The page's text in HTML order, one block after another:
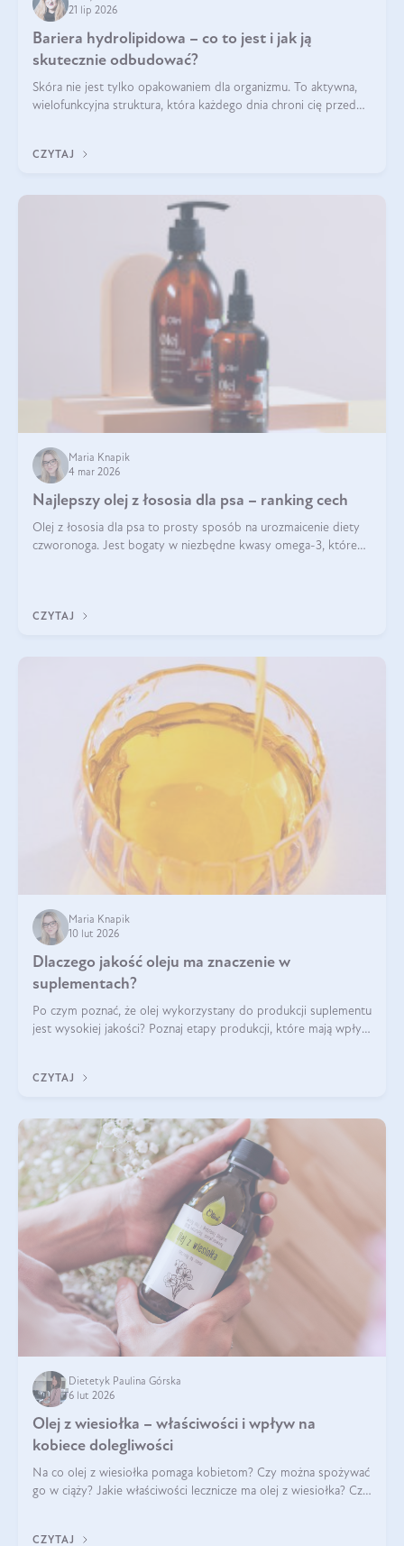
21 lip 2026
Bariera hydrolipidowa – co to jest i jak ją
skutecznie odbudować?
Skóra nie jest tylko opakowaniem dla organizmu. To aktywna,
wielofunkcyjna struktura, która każdego dnia chroni cię przed
bariera hydrolipidowa.
CZYTAJ
Maria Knapik
4 mar 2026
Najlepszy olej z łososia dla psa – ranking cech
Olej z łososia dla psa to prosty sposób na urozmaicenie diety
czworonoga. Jest bogaty w niezbędne kwasy omega-3, które
CZYTAJ
Maria Knapik
10 lut 2026
Dlaczego jakość oleju ma znaczenie w
suplementach?
Po czym poznać, że olej wykorzystany do produkcji suplementu
jest wysokiej jakości? Poznaj etapy produkcji, które mają wpływ
CZYTAJ
Dietetyk Paulina Górska
6 lut 2026
Olej z wiesiołka – właściwości i wpływ na
kobiece dolegliwości
Na co olej z wiesiołka pomaga kobietom? Czy można spożywać
go w ciąży? Jakie właściwości lecznicze ma olej z wiesiołka? Czy
CZYTAJ